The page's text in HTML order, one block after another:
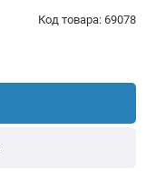
Код товара: 69078